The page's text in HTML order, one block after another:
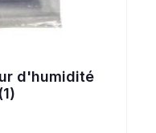
d'humidité